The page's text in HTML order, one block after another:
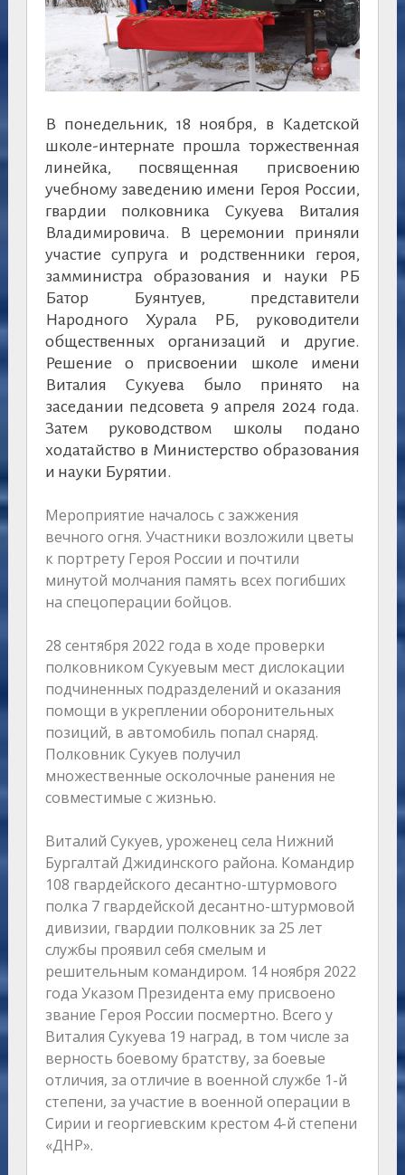
В понедельник, 18 ноября, в Кадетской
школе-интернате прошла торжественная
линейка, посвященная присвоению
учебному заведению имени Героя России,
гвардии полковника Сукуева Виталия
Владимировича. В церемонии приняли
участие супруга и родственники героя,
замминистра образования и науки РБ
Батор Буянтуев, представители
Народного Хурала РБ, руководители
общественных организаций и другие.
Решение о присвоении школе имени
Виталия Сукуева было принято на
заседании педсовета 9 апреля 2024 года.
Затем руководством школы подано
ходатайство в Министерство образования
и науки Бурятии.
Мероприятие началось с зажжения
вечного огня. Участники возложили цветы
к портрету Героя России и почтили
минутой молчания память всех погибших
на спецоперации бойцов.
28 сентября 2022 года в ходе проверки
полковником Сукуевым мест дислокации
подчиненных подразделений и оказания
помощи в укреплении оборонительных
позиций, в автомобиль попал снаряд.
Полковник Сукуев получил
множественные осколочные ранения не
совместимые с жизнью.
Виталий Сукуев, уроженец села Нижний
Бургалтай Джидинского района. Командир
108 гвардейского десантно-штурмового
полка 7 гвардейской десантно-штурмовой
дивизии, гвардии полковник за 25 лет
службы проявил себя смелым и
решительным командиром. 14 ноября 2022
года Указом Президента ему присвоено
звание Героя России посмертно. Всего у
Виталия Сукуева 19 наград, в том числе за
верность боевому братству, за боевые
отличия, за отличие в военной службе 1-й
степени, за участие в военной операции в
Сирии и георгиевским крестом 4-й степени
«ДНР».